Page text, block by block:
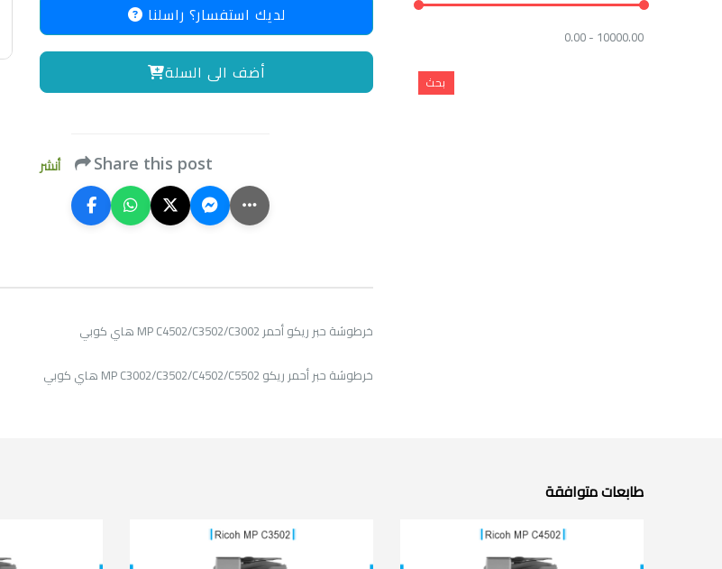
لديك استفسار؟ راسلنا
أضف الى السلة
أنشر Share this post
خرطوشة حبر ريكو أحمر MP C4502/C3502/C3002 هاي كوبي
خرطوشة حبر أحمر ريكو MP C3002/C3502/C4502/C5502 هاي كوبي
0.00 - 10000.00
طابعات متوافقة